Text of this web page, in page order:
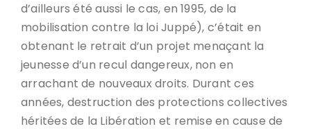
d’ailleurs été aussi le cas, en 1995, de la
mobilisation contre la loi Juppé), c’était en
obtenant le retrait d’un projet menaçant la
jeunesse d’un recul dangereux, non en
arrachant de nouveaux droits. Durant ces
années, destruction des protections collectives
héritées de la Libération et remise en cause de